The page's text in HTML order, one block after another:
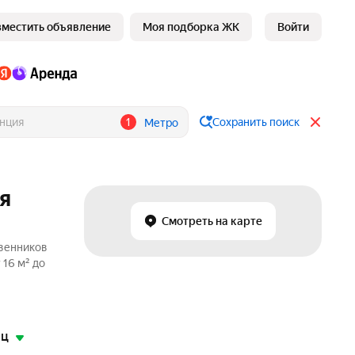
объявление Моя подборка ЖК Войти
1 Метро Сохранить поиск
Смотреть на карте
м² до